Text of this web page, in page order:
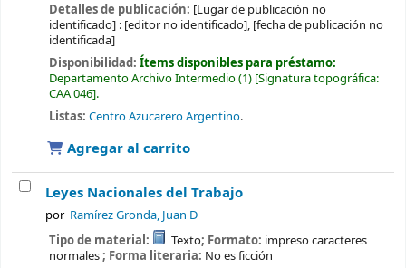
Detalles de publicación: [Lugar de publicación no
identificado] : [editor no identificado], [fecha de publicación no
identificada]
Disponibilidad: Ítems disponibles para préstamo:
Departamento Archivo Intermedio(1) Signatura topográfica:
CAA 046 .
Listas: Centro Azucarero Argentino.
Agregar al carrito
Leyes Nacionales del Trabajo
por Ramírez Gronda, Juan D
Tipo de material: Texto; Formato: impreso caracteres
normales; Forma literaria: No es ficción